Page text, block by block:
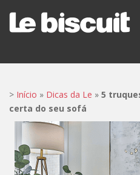
t
> Início » Dicas da Le » 5
certa do seu sofá